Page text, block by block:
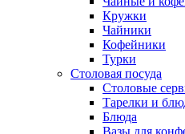
Кружки
Чайники
Кофейники
Турки
Столовая посуда
Столовые
Тарелки и
Блюда
Вазы для